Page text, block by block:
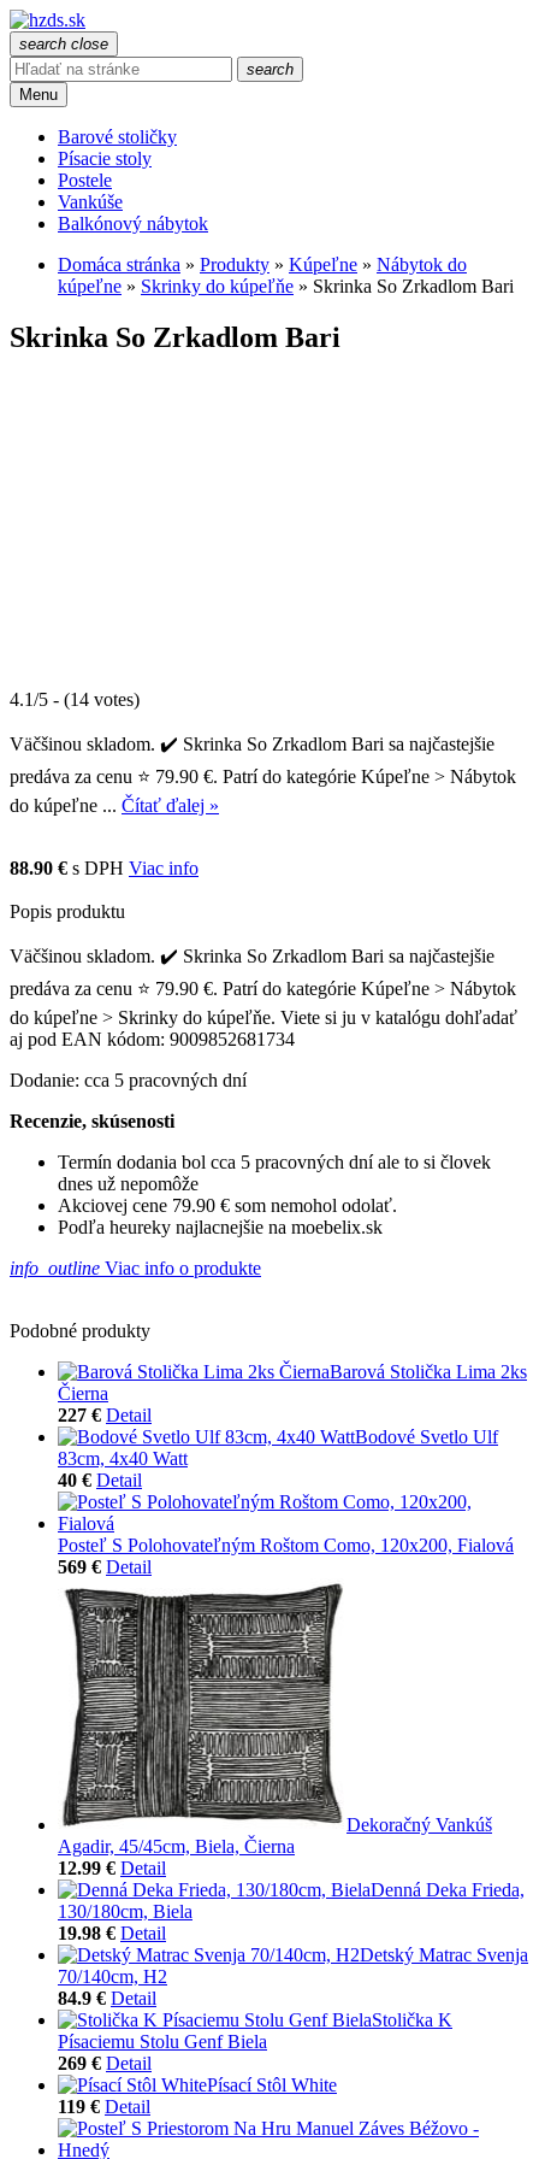
search close
search
Menu
Barové stoličky
Písacie stoly
Postele
Vankúše
Balkónový nábytok
Domáca stránka » Produkty » Kúpeľne » Nábytok do
kúpeľne » Skrinky do kúpeľňe » Skrinka So Zrkadlom Bari
Skrinka So Zrkadlom Bari
4.1/5 - (14 votes)
Väčšinou skladom. ✔️ Skrinka So Zrkadlom Bari sa najčastejšie
predáva za cenu ⭐ 79.90 €. Patrí do kategórie Kúpeľne > Nábytok
do kúpeľne ... Čítať ďalej »
88.90 € s DPH Viac info
Popis produktu
Väčšinou skladom. ✔️ Skrinka So Zrkadlom Bari sa najčastejšie
predáva za cenu ⭐ 79.90 €. Patrí do kategórie Kúpeľne > Nábytok
do kúpeľne > Skrinky do kúpeľňe. Viete si ju v katalógu dohľadať
aj pod EAN kódom: 9009852681734
Dodanie: cca 5 pracovných dní
Recenzie, skúsenosti
Termín dodania bol cca 5 pracovných dní ale to si človek
dnes už nepomôže
Akciovej cene 79.90 € som nemohol odolať.
Podľa heureky najlacnejšie na moebelix.sk
info_outline Viac info o produkte
Podobné produkty
Barová Stolička Lima 2ks
Čierna
227 € Detail
Bodové Svetlo Ulf
83cm, 4x40 Watt
40 € Detail
Posteľ S Polohovateľným Roštom Como, 120x200, Fialová
569 € Detail
Dekoračný Vankúš
Agadir, 45/45cm, Biela, Čierna
12.99 € Detail
Denná Deka Frieda,
130/180cm, Biela
19.98 € Detail
Detský Matrac Svenja
70/140cm, H2
84.9 € Detail
Stolička K
Písaciemu Stolu Genf Biela
269 € Detail
Písací Stôl White
119 € Detail